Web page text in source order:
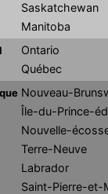
Saskatchewan
Manitoba
Ontario
Québec
Nouveau-
Île-du-Prince-
Nouvelle-
Terre-Neuve
Labrador
Saint-Pierre-et-